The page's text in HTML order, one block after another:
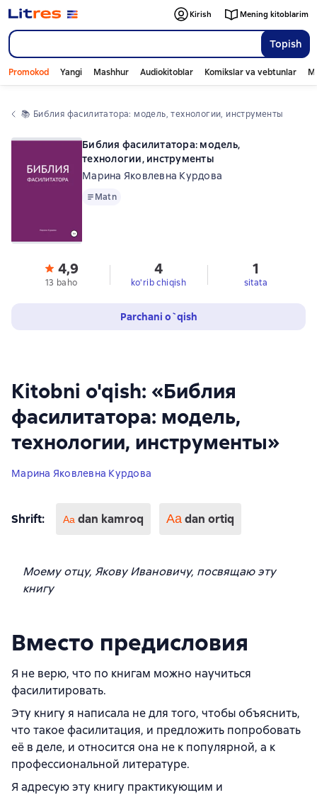
Topish
Kirish Mening kitoblarim
Promokod Yangi Mashhur Audiokitoblar Komikslar va vebtunlar
📚 Библия фасилитатора: модель, технологии, инструменты
Kitobni o'qish: «Библия
фасилитатора: модель,
технологии, инструменты»
Марина Яковлевна Курдова
Shrift: Aa dan kamroq Аа dan ortiq
Моему отцу, Якову Ивановичу, посвящаю эту
книгу
Вместо предисловия
Я не верю, что по книгам можно научиться
фасилитировать.
Эту книгу я написала не для того, чтобы объяснить,
что такое фасилитация, и предложить попробовать
её в деле, и относится она не к популярной, а к
профессиональной литературе.
Я адресую эту книгу практикующим и
Библия фасилитатора: модель,
технологии, инструменты
Марина Яковлевна Курдова
MatnMatn
4,9
13 baho
4
ko'rib chiqish
1
sitata
Parchani o`qish